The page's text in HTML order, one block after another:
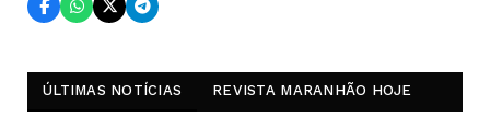
ÚLTIMAS NOTÍCIAS REVISTA MARANHÃO HOJE